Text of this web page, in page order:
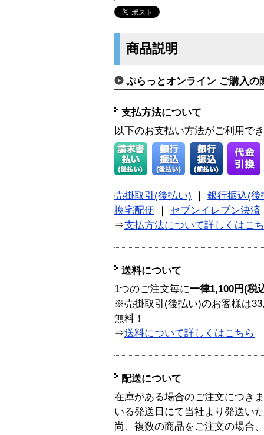
商品説明
ぷらっとオンライン ご購入の
支払方法について
以下のお支払い方法がご利用で
売掛取引(後払い)
銀行振込(後
換宅配便
セブンイレブン決済
⇒支払方法について詳しくはこ
送料について
1つのご注文毎に一律1,100円(税
※売掛取引(後払い)のお客様は
無料！
⇒送料について詳しくはこちら
配送について
在庫がある場合のご注文につき
いる発送日にて当社より発送い
尚、複数の商品をご注文の場合